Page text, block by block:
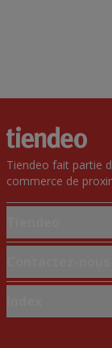
Tiendeo fait partie
commerce de
Solutions
Magasin mal situé